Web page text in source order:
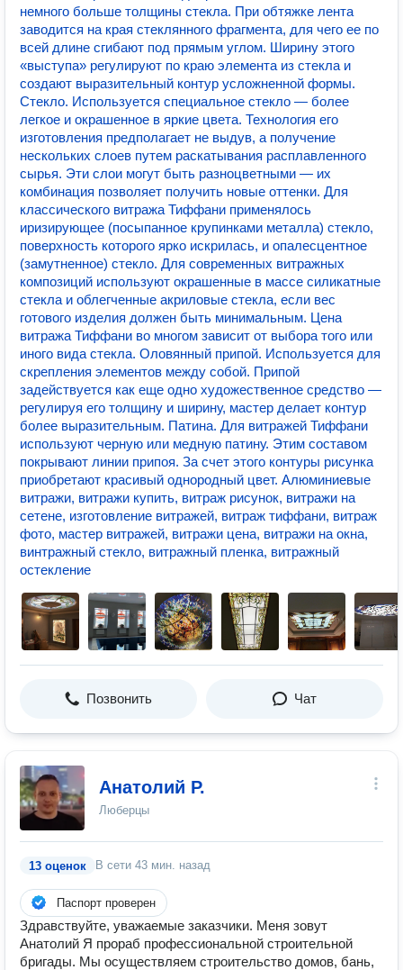
немного больше толщины стекла. При обтяжке лента
заводится на края стеклянного фрагмента, для чего ее по
всей длине сгибают под прямым углом. Ширину этого
«выступа» регулируют по краю элемента из стекла и
создают выразительный контур усложненной формы.
Стекло. Используется специальное стекло — более
легкое и окрашенное в яркие цвета. Технология его
изготовления предполагает не выдув, а получение
нескольких слоев путем раскатывания расплавленного
сырья. Эти слои могут быть разноцветными — их
комбинация позволяет получить новые оттенки. Для
классического витража Тиффани применялось
иризирующее (посыпанное крупинками металла) стекло,
поверхность которого ярко искрилась, и опалесцентное
(замутненное) стекло. Для современных витражных
композиций используют окрашенные в массе силикатные
стекла и облегченные акриловые стекла, если вес
готового изделия должен быть минимальным. Цена
витража Тиффани во многом зависит от выбора того или
иного вида стекла. Оловянный припой. Используется для
скрепления элементов между собой. Припой
задействуется как еще одно художественное средство —
регулируя его толщину и ширину, мастер делает контур
более выразительным. Патина. Для витражей Тиффани
используют черную или медную патину. Этим составом
покрывают линии припоя. За счет этого контуры рисунка
приобретают красивый однородный цвет. Алюминиевые
витражи, витражи купить, витраж рисунок, витражи на
сетене, изготовление витражей, витраж тиффани, витраж
фото, мастер витражей, витражи цена, витражи на окна,
винтражный стекло, витражный пленка, витражный
остекление
Позвонить Чат
Анатолий Р.
Люберцы
13 оценок В сети 43 мин. назад
Паспорт проверен
Здравствуйте, уважаемые заказчики. Меня зовут
Анатолий Я прораб профессиональной строительной
бригады. Мы осуществляем строительство домов, бань,